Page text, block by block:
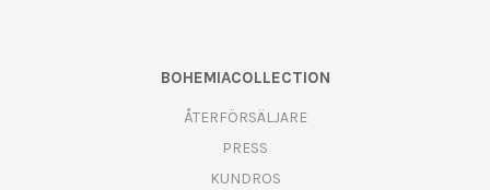
BOHEMIACOLLECTION
ÅTERFÖRSÄLJARE
PRESS
KUNDROS